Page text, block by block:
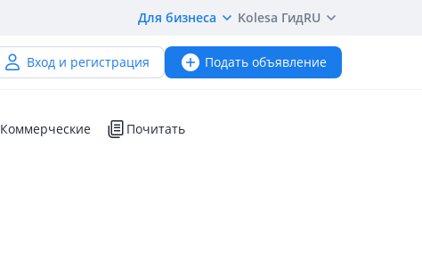
Для бизнеса Kolesa ГидRU
Вход и регистрация Подать объявление
Коммерческие Почитать